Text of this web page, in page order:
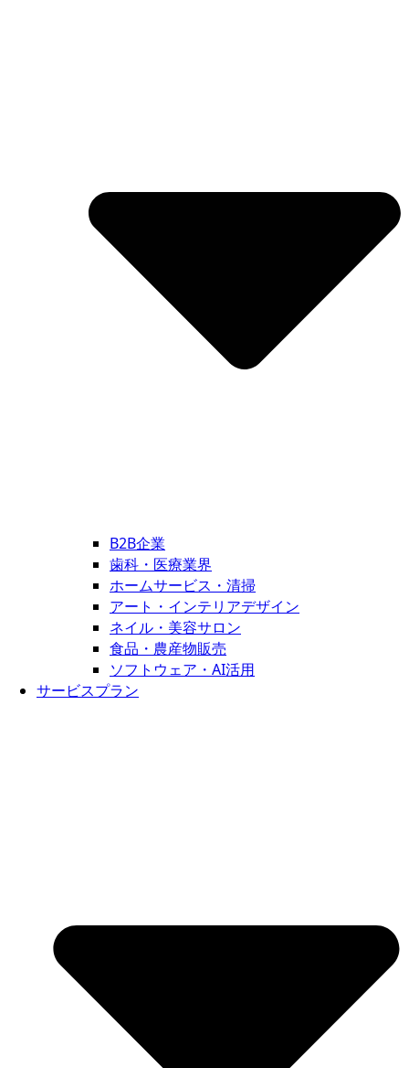
B2B企業
歯科・医療業界
ホームサービス・清掃
アート・インテリアデザイン
ネイル・美容サロン
食品・農産物販売
ソフトウェア・AI活用
サービスプラン